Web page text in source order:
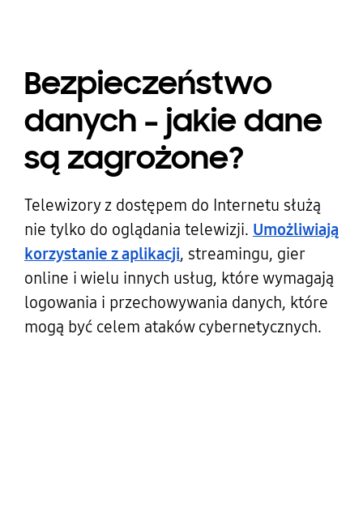
Bezpieczeństwo
danych – jakie dane
są zagrożone?
Telewizory z dostępem do Internetu służą
nie tylko do oglądania telewizji. Umożliwiają
korzystanie z aplikacji, streamingu, gier
online i wielu innych usług, które wymagają
logowania i przechowywania danych, które
mogą być celem ataków cybernetycznych.